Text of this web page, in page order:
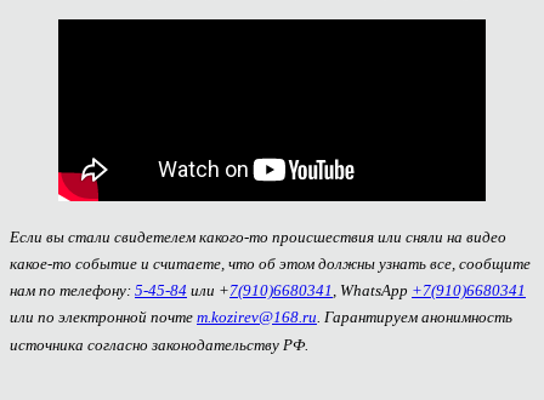
Если вы стали свидетелем какого-то происшествия или сняли на видео
какое-то событие и считаете, что об этом должны узнать все, сообщите
нам по телефону: 5-45-84 или +7(910)6680341 , WhatsApp +7(910)6680341
или по электронной почте m.kozirev@168.ru. Гарантируем анонимность
источника согласно законодательству РФ.